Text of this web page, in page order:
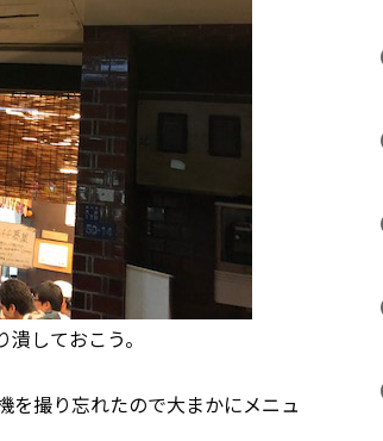
しておこう。
を撮り忘れたので大まかにメニュ